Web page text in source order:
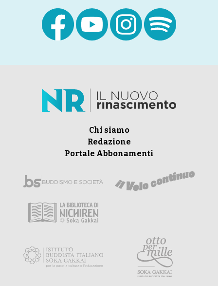
Chi siamo
Redazione
Portale Abbonamenti